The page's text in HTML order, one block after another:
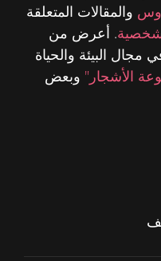
والمقالات المتعلقة
. أعرض من
مجال البيئة والحياة
الأشجار" وبعض